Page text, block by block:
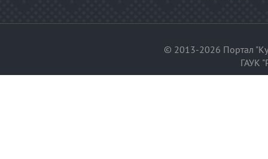
© 2013-2026 Портал
ГАУК